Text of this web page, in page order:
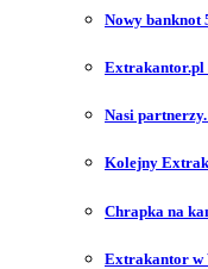
Nowy banknot
Extrakantor.pl
Nasi
Kolejny
Chrapka na
Extrakantor w